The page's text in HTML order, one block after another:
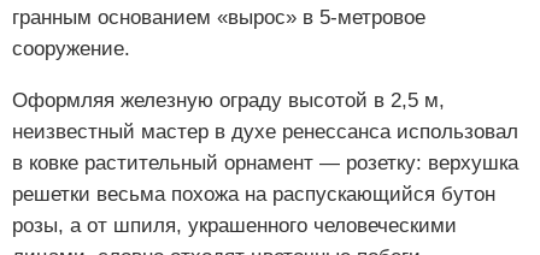
гранным основанием «вырос» в 5-метровое
сооружение.
Оформляя железную ограду высотой в 2,5 м,
неизвестный мастер в духе ренессанса использовал
в ковке растительный орнамент — розетку: верхушка
решетки весьма похожа на распускающийся бутон
розы, а от шпиля, украшенного человеческими